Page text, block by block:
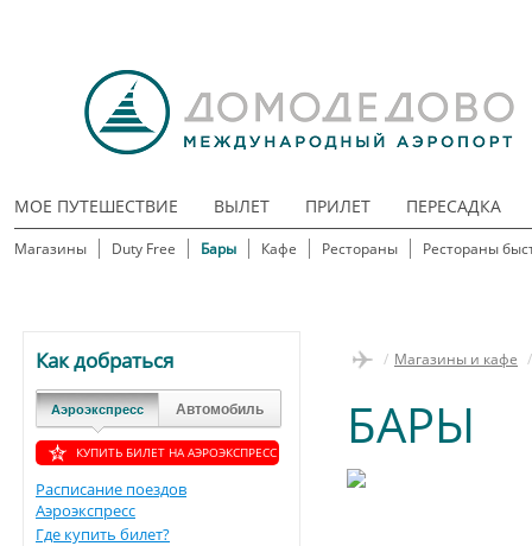
МОЕ ПУТЕШЕСТВИЕ ВЫЛЕТ ПРИЛЕТ ПЕРЕСАДКА
Магазины Duty Free Бары Кафе Рестораны Рестораны
Как добраться
Аэроэкспресс Автомобиль
КУПИТЬ БИЛЕТ НА АЭРОЭКСПРЕСС
Расписание поездов
Аэроэкспресс
Где купить билет?
/ Магазины и кафе /
БАРЫ